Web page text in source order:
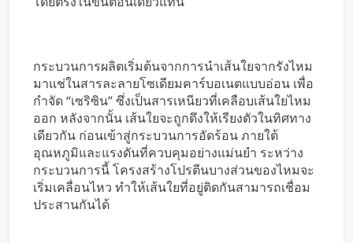
กระบวนการผลิตเริ่มต้นจากการนำเส้นใยจากรังไหม
มาแช่ในสารละลายโซเดียมคาร์บอเนตแบบอ่อน เพื่อ
กำจัด “เซริซิน” ซึ่งเป็นสารเหนียวที่เคลือบเส้นใยไหม
ออก หลังจากนั้น เส้นใยจะถูกดึงให้เรียงตัวในทิศทาง
เดียวกัน ก่อนเข้าสู่กระบวนการอัดร้อน ภายใต้
อุณหภูมิและแรงดันที่ควบคุมอย่างแม่นยำ ระหว่าง
กระบวนการนี้ โครงสร้างโปรตีนบางส่วนของไหมจะ
เริ่มเคลื่อนไหว ทำให้เส้นใยที่อยู่ติดกันสามารถเชื่อม
ประสานกันได้